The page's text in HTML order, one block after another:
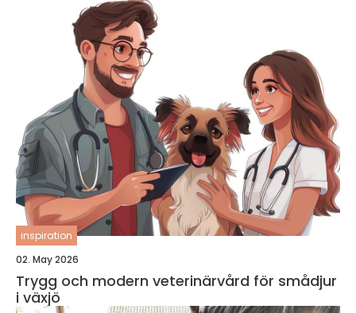
inspiration
02. May 2026
Trygg och modern veterinärvård för smådjur
i växjö